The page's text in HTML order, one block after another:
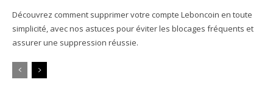
Découvrez comment supprimer votre compte Leboncoin en toute
simplicité, avec nos astuces pour éviter les blocages fréquents et
assurer une suppression réussie.